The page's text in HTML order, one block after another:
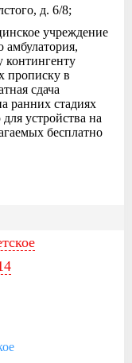
д. 6/8;
учреждение
амбулатория,
контингенту
прописку в
сдача
ранних стадиях
устройства на
бесплатно